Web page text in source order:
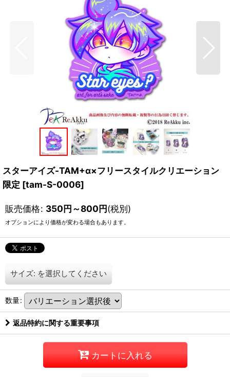
スターアイズ-TAM+α×フリースタイルクリエーション
限定 [tam-S-0006]
販売価格: 350円～800円(税別)
オプションにより価格が変わる場合もあります。
サイズ: を選択してください
数量:
返品特約に関する重要事項
カートに入れる